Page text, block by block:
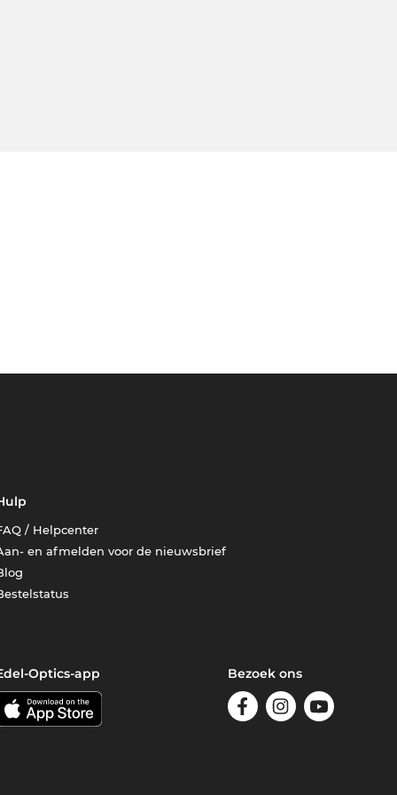
/ Helpcenter
en afmelden voor de nieuwsbrief
Optics-app Bezoek ons